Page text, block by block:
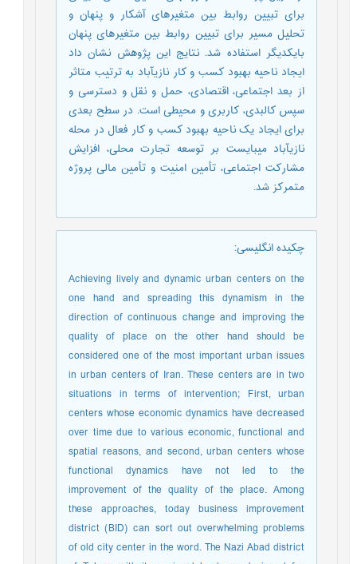
برای تبیین روابط بین متغیرهای آشکار و پنهان و
تحلیل مسیر برای تبیین روابط بین متغیرهای پنهان
بایکدیگر استفاده شد. نتایج این پژوهش نشان داد
ایجاد ناحیه بهبود کسب و کار نازی­آباد به ترتیب متاثر
از بعد اجتماعی، اقتصادی، حمل و نقل و دسترسی و
سپس کالبدی، کاربری و محیطی است. در سطح بعدی
برای ایجاد یک ناحیه بهبود کسب و کار فعال در محله
نازی­آباد می­بایست بر توسعه تجارت محلی، افزایش
مشارکت اجتماعی، تأمین امنیت و تأمین مالی پروژه
متمرکز شد.
چکیده انگلیسی:
Achieving lively and dynamic urban centers on the
one hand and spreading this dynamism in the
direction of continuous change and improving the
quality of place on the other hand should be
considered one of the most important urban issues
in urban centers of Iran. These centers are in two
situations in terms of intervention; First, urban
centers whose economic dynamics have decreased
over time due to various economic, functional and
spatial reasons, and second, urban centers whose
functional dynamics have not led to the
improvement of the quality of the place. Among
these approaches, today business improvement
district (BID) can sort out overwhelming problems
of old city center in the word. The Nazi Abad district